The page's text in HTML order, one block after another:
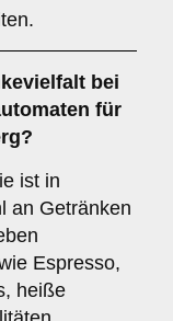
bei
für
ist in
an Getränken
Espresso,
heiße